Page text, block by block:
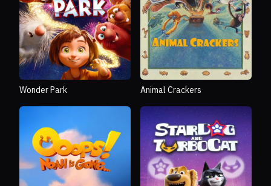
Wonder Park Animal Crackers